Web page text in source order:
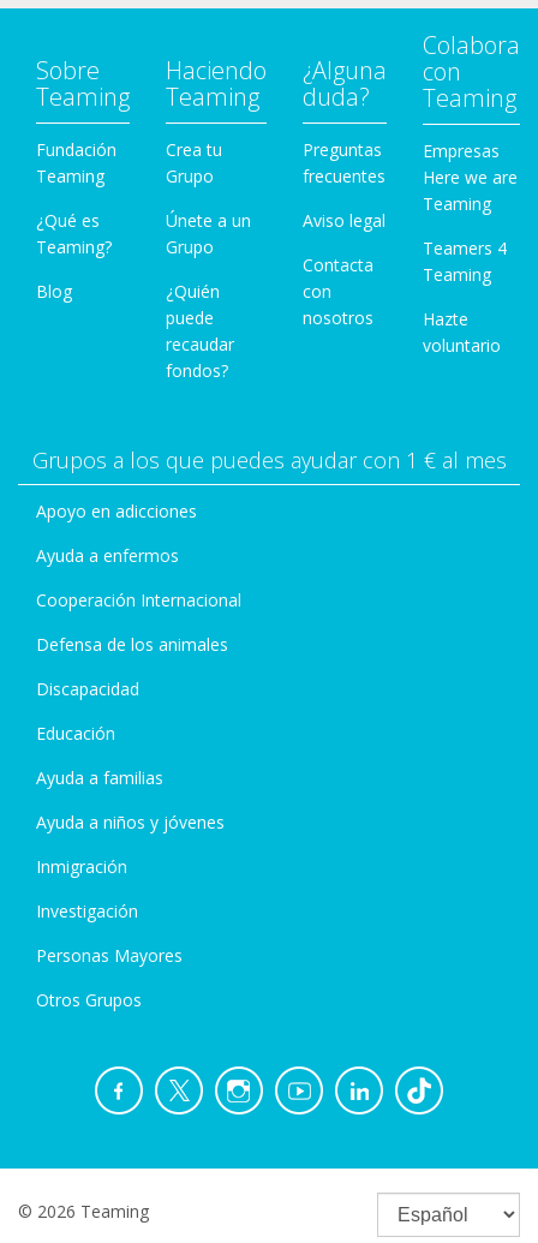
Sobre
Teaming
Fundación
Teaming
¿Qué es
Teaming?
Blog
Haciendo
Teaming
Crea tu
Grupo
Únete a un
Grupo
¿Quién
puede
recaudar
fondos?
¿Alguna
duda?
Preguntas
frecuentes
Aviso legal
Contacta
con
nosotros
Colabora
con
Teaming
Empresas
Here we are
Teaming
Teamers 4
Teaming
Hazte
voluntario
Grupos a los que puedes ayudar con 1 € al mes
Apoyo en adicciones
Ayuda a enfermos
Cooperación Internacional
Defensa de los animales
Discapacidad
Educación
Ayuda a familias
Ayuda a niños y jóvenes
Inmigración
Investigación
Personas Mayores
Otros Grupos
© 2026 Teaming